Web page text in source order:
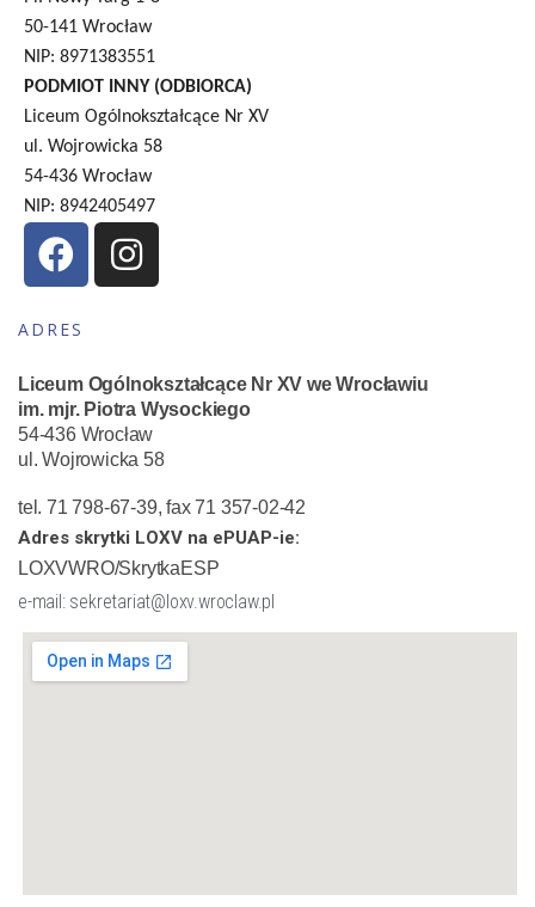
50-141 Wrocław
NIP: 8971383551
PODMIOT INNY (ODBIORCA)
Liceum Ogólnokształcące Nr XV
ul. Wojrowicka 58
54-436 Wrocław
NIP: 8942405497
ADRES
Liceum Ogólnokształcące Nr XV we Wrocławiu
im. mjr. Piotra Wysockiego
54-436 Wrocław
ul. Wojrowicka 58
tel. 71 798-67-39, fax 71 357-02-42
Adres skrytki LOXV na ePUAP-ie:
LOXVWRO/SkrytkaESP
e-mail: sekretariat@loxv.wroclaw.pl